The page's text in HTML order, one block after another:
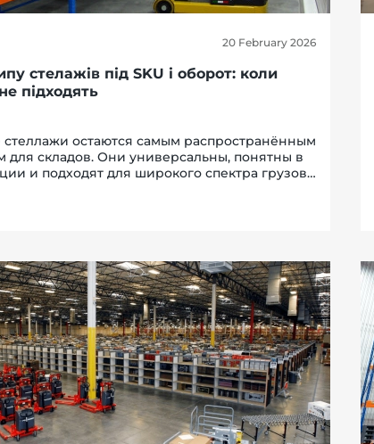
20 February 2026
стелажів під SKU і оборот: коли
підходять
остаются самым распространённым
для складов. Они универсальны, понятны в
и подходят для широкого спектра грузов.
случае.Тип стеллажной систем...